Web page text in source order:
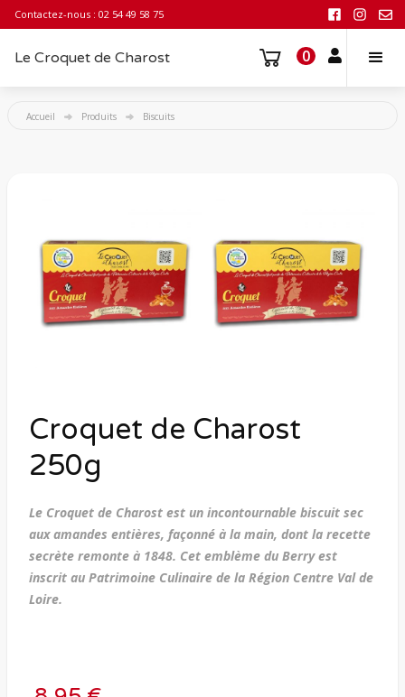
Contactez-nous : 02 54 49 58 75
Le Croquet de Charost 0
Accueil Produits Biscuits
Croquet de Charost
250g
Le Croquet de Charost est un incontournable biscuit sec
aux amandes entières, façonné à la main, dont la recette
secrète remonte à 1848. Cet emblème du Berry est
inscrit au Patrimoine Culinaire de la Région Centre Val de
Loire.